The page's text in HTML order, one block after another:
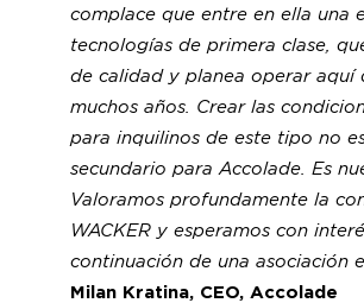
complace que entre en ella una
tecnologías de primera clase,
de calidad y planea operar aquí
muchos años. Crear las
para inquilinos de este tipo no
secundario para Accolade. Es
Valoramos profundamente la
WACKER y esperamos con
continuación de una asociación
Milan Kratina, CEO, Accolade